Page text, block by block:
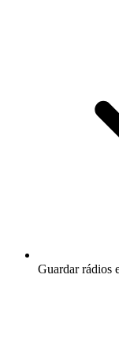
Guardar rádios